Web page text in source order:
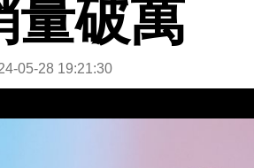
量破萬
05-28 19:21:30